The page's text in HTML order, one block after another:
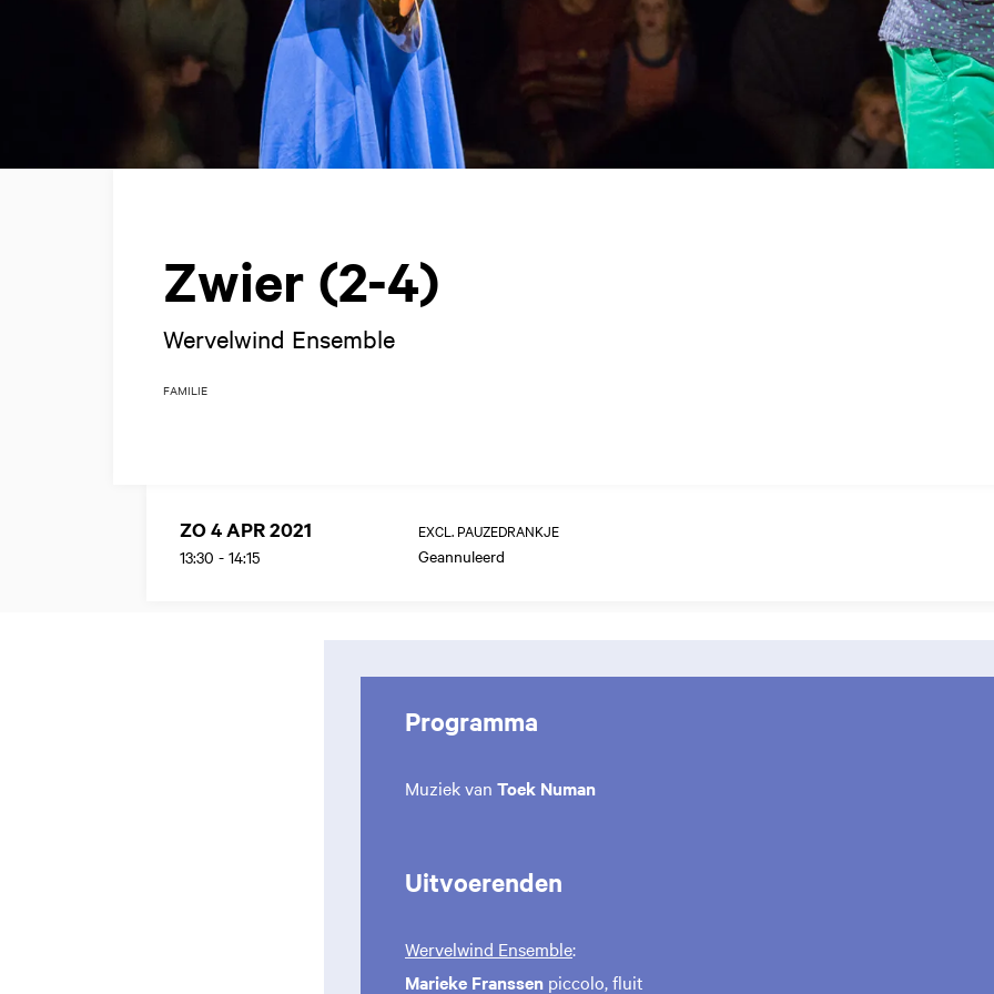
Zwier (2-4)
Wervelwind Ensemble
FAMILIE
ZO 4 APR 2021
13:30 - 14:15
EXCL. PAUZEDRANKJE
Geannuleerd
Programma
Muziek van Toek Numan
Uitvoerenden
Wervelwind Ensemble:
Marieke Franssen piccolo, fluit